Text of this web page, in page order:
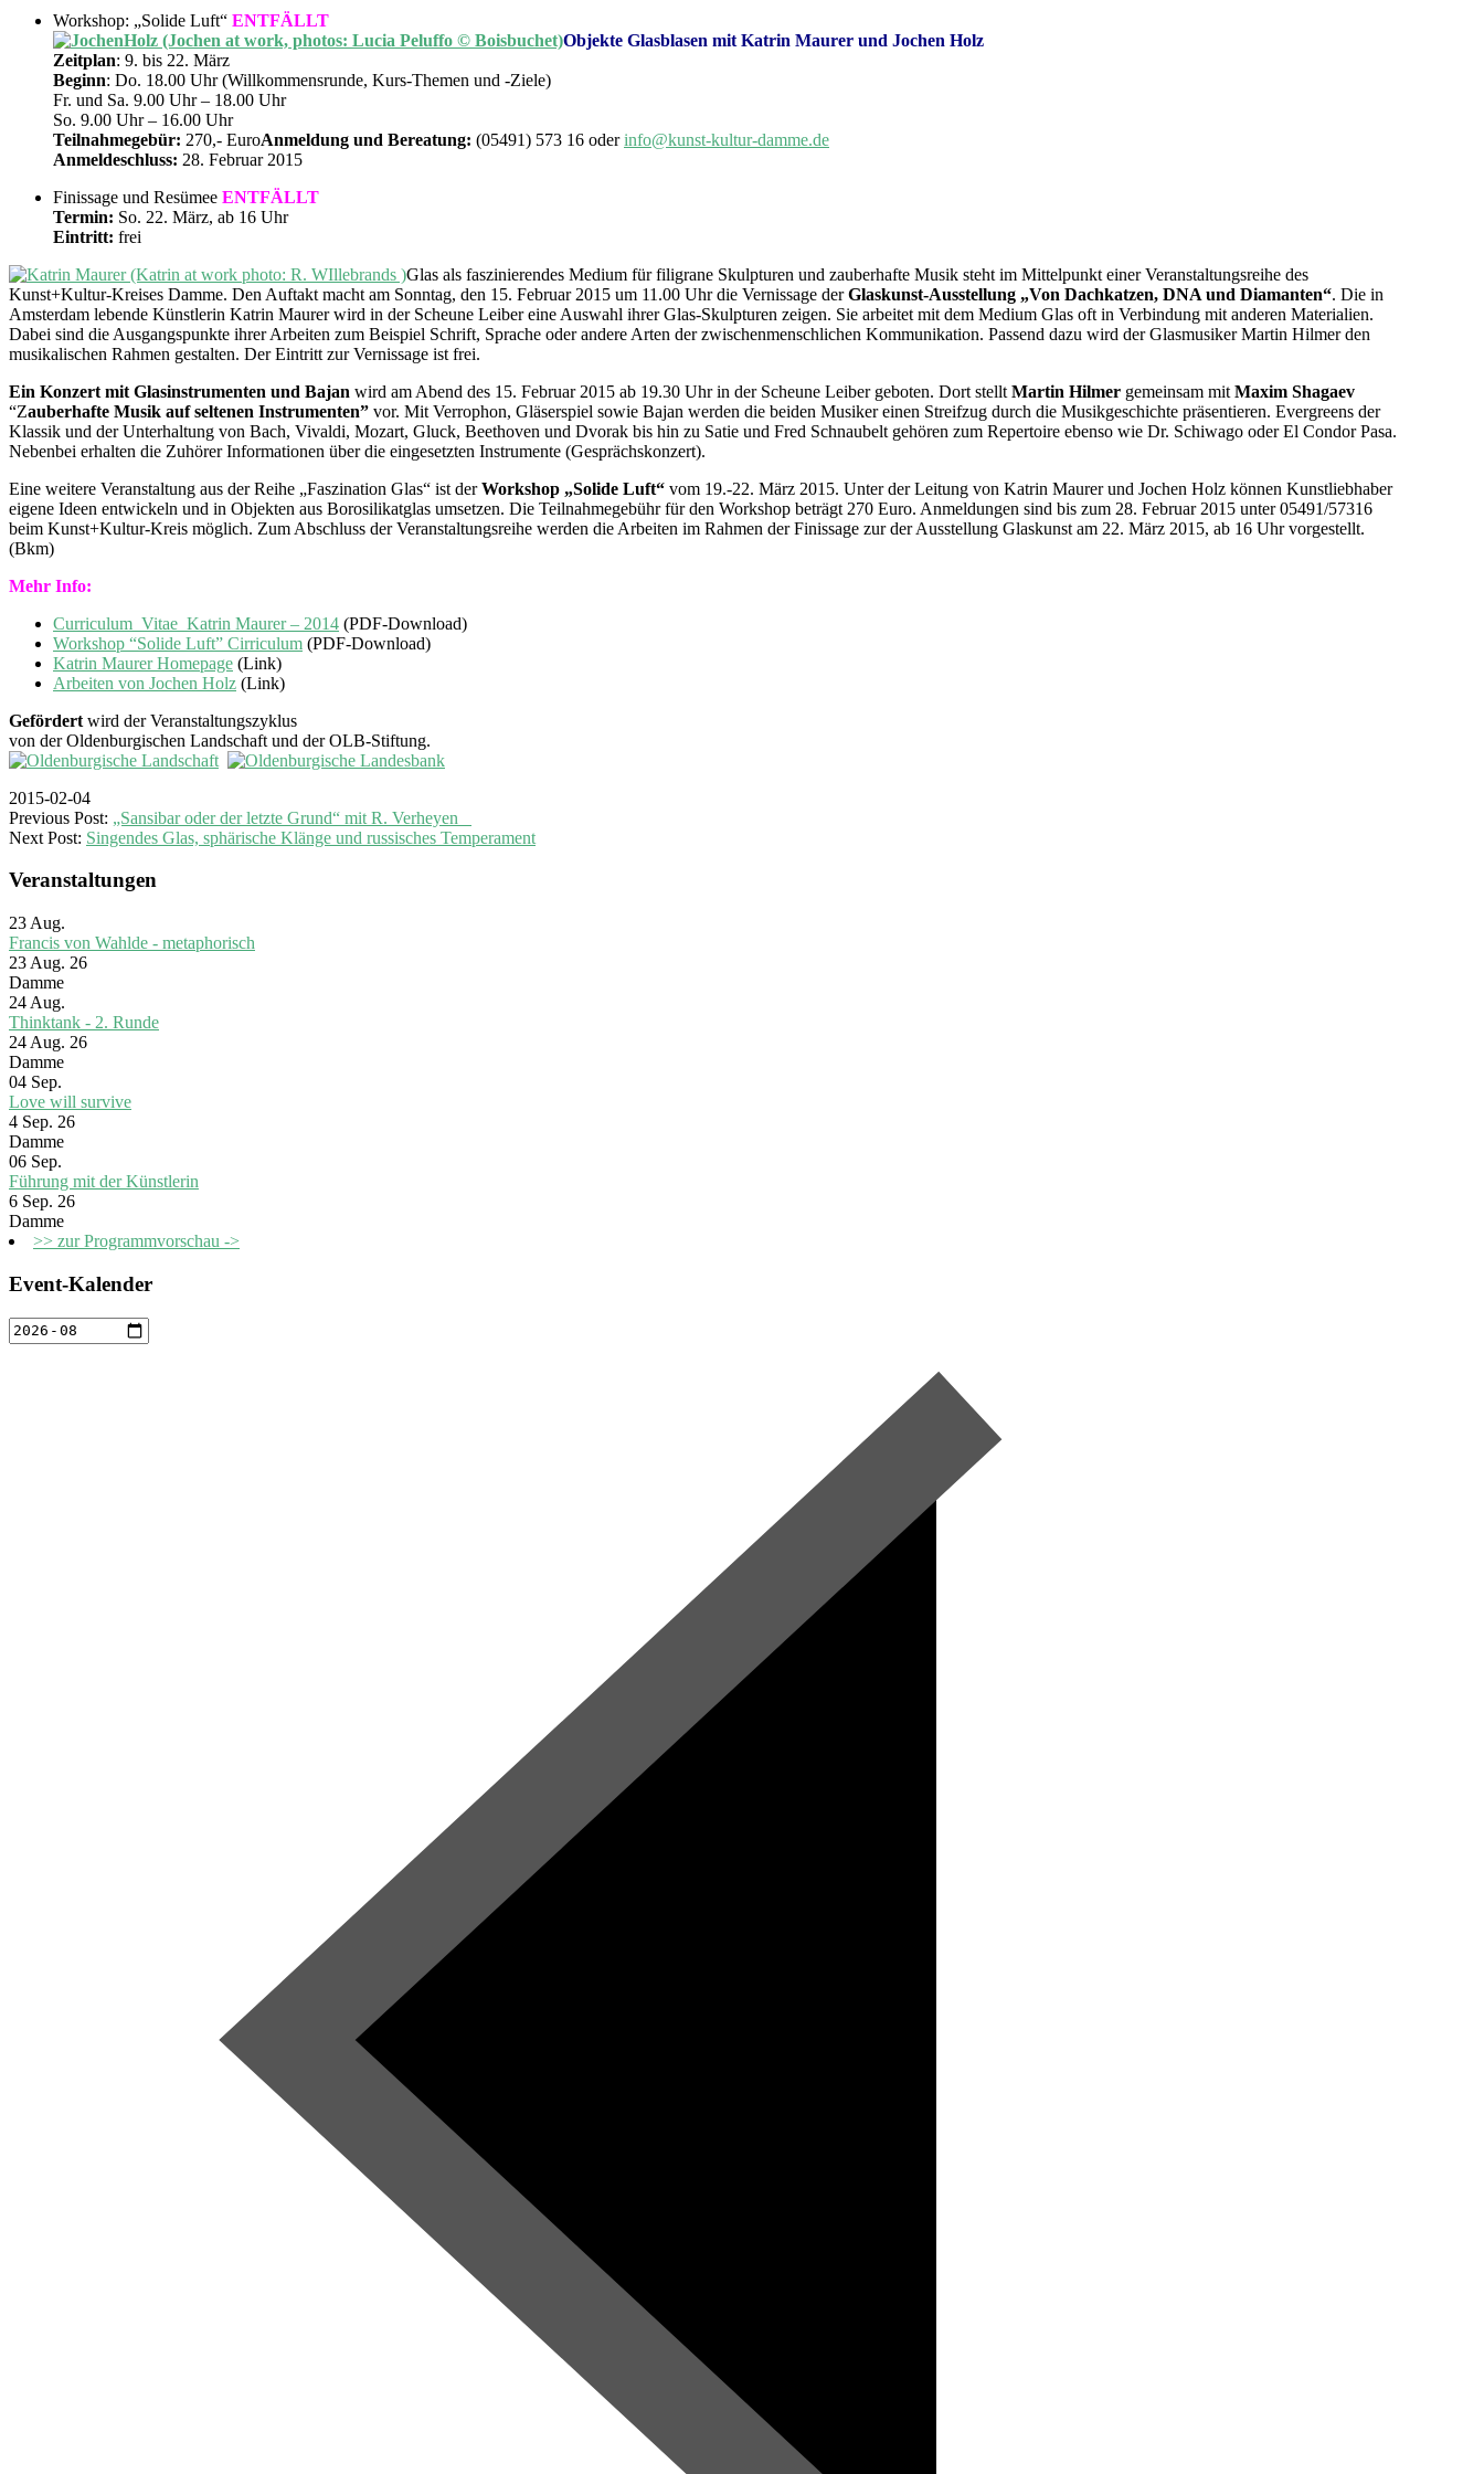
Workshop: „Solide Luft“ ENTFÄLLT
Objekte Glasblasen mit Katrin Maurer und Jochen Holz
Zeitplan: 9. bis 22. März
Beginn: Do. 18.00 Uhr (Willkommensrunde, Kurs-Themen und -Ziele)
Fr. und Sa. 9.00 Uhr – 18.00 Uhr
So. 9.00 Uhr – 16.00 Uhr
Teilnahmegebür: 270,- EuroAnmeldung und Bereatung: (05491) 573 16 oderinfo@kunst-kultur-damme.de
Anmeldeschluss: 28. Februar 2015
Finissage und Resümee ENTFÄLLT
Termin: So. 22. März, ab 16 Uhr
Eintritt: frei
Glas als faszinierendes Medium für filigrane Skulpturen und zauberhafte Musik steht im Mittelpunkt einer Veranstaltungsreihe des
Kunst+Kultur-Kreises Damme. Den Auftakt macht am Sonntag, den 15. Februar 2015 um 11.00 Uhr die Vernissage derGlaskunst-Ausstellung „Von Dachkatzen, DNA und Diamanten“. Die in
Amsterdam lebende Künstlerin Katrin Maurer wird in der Scheune Leiber eine Auswahl ihrer Glas-Skulpturen zeigen. Sie arbeitet mit dem Medium Glas oft in Verbindung mit anderen Materialien.
Dabei sind die Ausgangspunkte ihrer Arbeiten zum Beispiel Schrift, Sprache oder andere Arten der zwischenmenschlichen Kommunikation. Passend dazu wird der Glasmusiker Martin Hilmer den
musikalischen Rahmen gestalten. Der Eintritt zur Vernissage ist frei.
Ein Konzert mit Glasinstrumenten und Bajan wird am Abend des 15. Februar 2015 ab 19.30 Uhr in der Scheune Leiber geboten. Dort stellt Martin Hilmer gemeinsam mit Maxim Shagaev
“Zauberhafte Musik auf seltenen Instrumenten” vor. Mit Verrophon, Gläserspiel sowie Bajan werden die beiden Musiker einen Streifzug durch die Musikgeschichte präsentieren. Evergreens der
Klassik und der Unterhaltung von Bach, Vivaldi, Mozart, Gluck, Beethoven und Dvorak bis hin zu Satie und Fred Schnaubelt gehören zum Repertoire ebenso wie Dr. Schiwago oder El Condor Pasa.
Nebenbei erhalten die Zuhörer Informationen über die eingesetzten Instrumente (Gesprächskonzert).
Eine weitere Veranstaltung aus der Reihe „Faszination Glas“ ist derWorkshop „Solide Luft“ vom 19.-22. März 2015. Unter der Leitung von Katrin Maurer und Jochen Holz können Kunstliebhaber
eigene Ideen entwickeln und in Objekten aus Borosilikatglas umsetzen. Die Teilnahmegebühr für den Workshop beträgt 270 Euro. Anmeldungen sind bis zum 28. Februar 2015 unter 05491/57316
beim Kunst+Kultur-Kreis möglich. Zum Abschluss der Veranstaltungsreihe werden die Arbeiten im Rahmen der Finissage zur der Ausstellung Glaskunst am 22. März 2015, ab 16 Uhr vorgestellt.
(Bkm)
Mehr Info:
Curriculum_Vitae_Katrin Maurer – 2014 (PDF-Download)
Workshop “Solide Luft” Cirriculum (PDF-Download)
Katrin Maurer Homepage (Link)
Arbeiten von Jochen Holz (Link)
Gefördert wird der Veranstaltungszyklus
von der Oldenburgischen Landschaft und der OLB-Stiftung.
2015-02-04
Previous Post: „Sansibar oder der letzte Grund“ mit R. Verheyen
Next Post: Singendes Glas, sphärische Klänge und russisches Temperament
Veranstaltungen
23 Aug.
Francis von Wahlde - metaphorisch
23 Aug. 26
Damme
24 Aug.
Thinktank - 2. Runde
24 Aug. 26
Damme
04 Sep.
Love will survive
4 Sep. 26
Damme
06 Sep.
Führung mit der Künstlerin
6 Sep. 26
Damme
>> zur Programmvorschau ->
Event-Kalender